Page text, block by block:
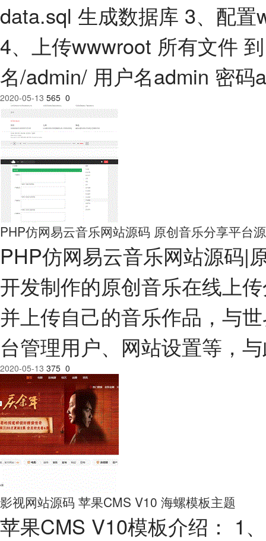
data.sql 生成数据库 3、配
4、上传wwwroot 所有文件
名/admin/ 用户名admin 密
2020-05-13 565 0
PHP仿网易云音乐网站源码 原创音乐分享平台
PHP仿网易云音乐网站源码|
开发制作的原创音乐在线上
并上传自己的音乐作品，与
台管理用户、网站设置等，
2020-05-13 375 0
影视网站源码 苹果CMS V10 海螺模板主题
苹果CMS V10模板介绍： 1